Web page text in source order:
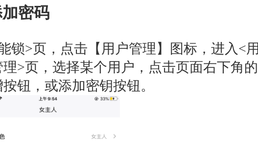
密码
锁>页，点击【用户管理】图标，进入<用
理>页，选择某个用户，点击页面右下角的
钮，或添加密钥按钮。